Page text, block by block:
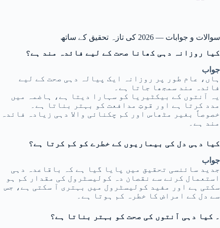
سوالات و جوابات — 2026 کی تازہ تحقیق کے ساتھ
کیا روزانہ دہی کھانا صحت کے لیے فائدہ مند ہے؟
جواب
ہاں، عام طور پر روزانہ ایک پیالہ دہی صحت کے لیے
فائدہ مند سمجھا جاتا ہے۔
یہ آنتوں کے بیکٹیریا کو سہارا دیتا ہے، ہاضمہ میں
مدد کرتا ہے اور قوتِ مدافعت کو بہتر بناتا ہے۔
خصوصاً بغیر مٹھاس اور کم چکنائی والا دہی زیادہ فائدہ
مند ہے۔
کیا دہی دل کی بیماریوں کے خطرے کو کم کرتا ہے؟
جواب
جدید سائنسی تحقیق میں پایا گیا ہے کہ باقاعدہ دہی
استعمال کرنے سے نقصان دہ کولیسٹرول کی مقدار کم ہو
سکتی ہے اور مفید کولیسٹرول میں بہتری آ سکتی ہے، جس
سے دل کے امراض کا خطرہ کم ہوتا ہے۔
۔ کیا دہی آنتوں کی صحت کو بہتر بناتا ہے؟